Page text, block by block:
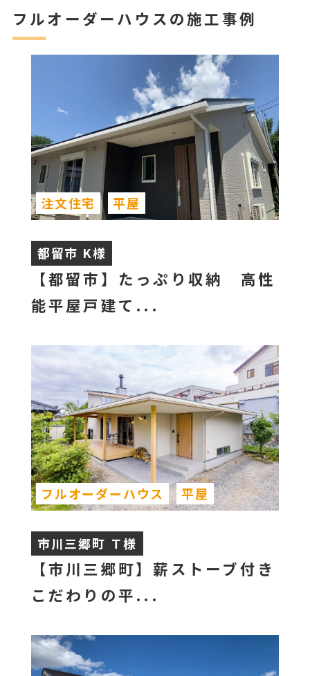
フルオーダーハウスの施工事例
都留市 K様
【都留市】たっぷり収納 高性
能平屋戸建て...
注文住宅 平屋
市川三郷町 Ｔ様
【市川三郷町】薪ストーブ付き
こだわりの平...
フルオーダーハウス 平屋